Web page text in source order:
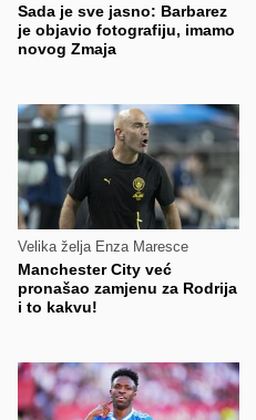
Sada je sve jasno: Barbarez
je objavio fotografiju, imamo
novog Zmaja
Velika želja Enza Maresce
Manchester City već
pronašao zamjenu za Rodrija
i to kakvu!